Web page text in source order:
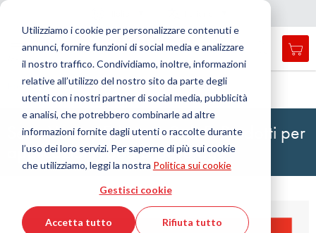
Utilizziamo i cookie per personalizzare contenuti e
annunci, fornire funzioni di social media e analizzare
il nostro traffico. Condividiamo, inoltre, informazioni
relative all’utilizzo del nostro sito da parte degli
utenti con i nostri partner di social media, pubblicità
e analisi, che potrebbero combinarle ad altre
informazioni fornite dagli utenti o raccolte durante
l’uso dei loro servizi. Per saperne di più sui cookie
che utilizziamo, leggi la nostra Politica sui cookie
Gestisci cookie
Accetta tutto Rifiuta tutto
Menu
search
Cerca
Cerca
Home Serie Variety Edizione 2/5: Food & Beverage
Serie Variety Edizione 2 di 5: Prodotti per
applicazioni Food & Beverage